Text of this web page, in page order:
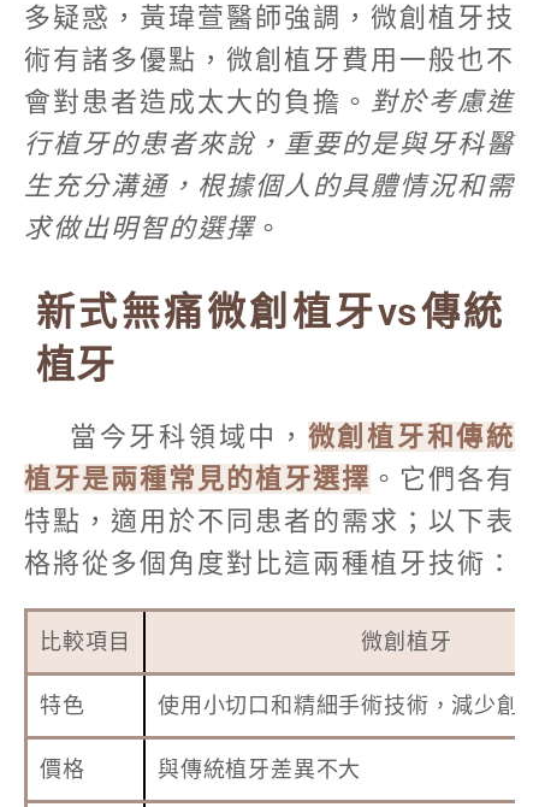
多疑惑，黃瑋萱醫師強調，微創植牙技
術有諸多優點，微創植牙費用一般也不
會對患者造成太大的負擔。 對於考慮進
行植牙的患者來說，重要的是與牙科醫
生充分溝通，根據個人的具體情況和需
求做出明智的選擇。
新式無痛微創植牙vs傳統
植牙
當今牙科領域中， 微創植牙和傳統
植牙是兩種常見的植牙選擇 。它們各有
特點，適用於不同患者的需求；以下表
格將從多個角度對比這兩種植牙技術：
比較項目 微創植牙
特色 使用小切口和精細手術技術，減少創
價格 與傳統植牙差異不大